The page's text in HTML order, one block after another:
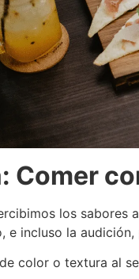
Comer
los sabores
e incluso la
color o textura al